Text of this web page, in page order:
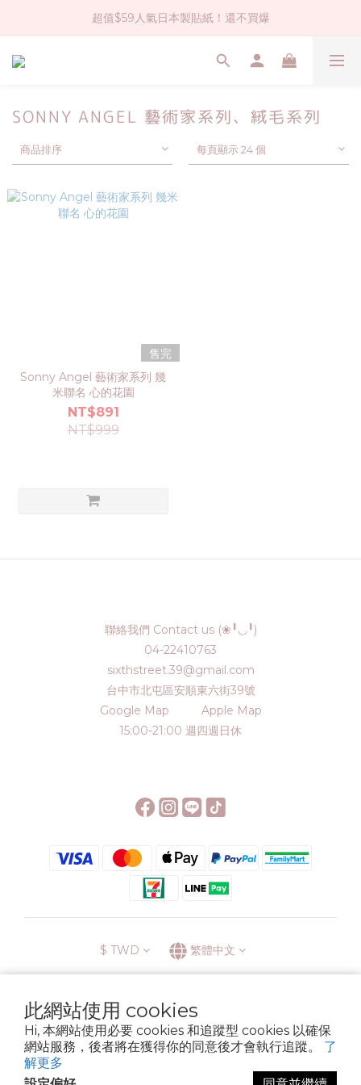
此網站使用 cookies
Hi, 本網站使用必要 cookies 和追蹤型 cookies 以確保
網站服務，後者將在獲得你的同意後才會執行追蹤。 了
解更多
社群大人氣！各種有趣的打洞器
超值$59人氣日本製貼紙！還不買爆
全店$1500免運(台灣地區)
SONNY ANGEL 藝術家系列、絨毛系列
商品排序 每頁顯示 24 個
售完
Sonny Angel 藝術家系列 幾
米聯名 心的花園
NT$891
NT$999
聯絡我們 Contact us (❀╹◡╹)
04-22410763
sixthstreet.39@gmail.com
台中市北屯區安順東六街39號
Google Map
Apple Map
15:00-21:00 週四週日休
$ TWD 繁體中文
░\\ 會員升級表 //░
運送方式
退換貨政策 條款與細則
隱私政策
Copyright © 2022 6street. All rights reserved.